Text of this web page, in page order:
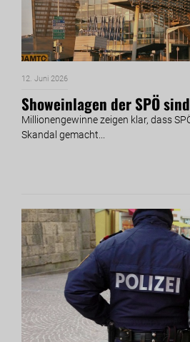
12. Juni 2026
Showeinlagen der SPÖ
Millionengewinne zeigen klar, dass
Skandal gemacht...